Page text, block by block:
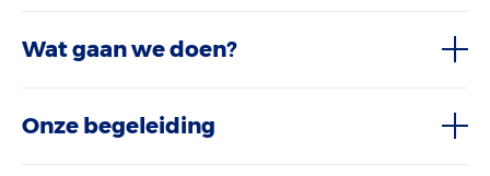
Wat gaan we doen?
Onze begeleiding